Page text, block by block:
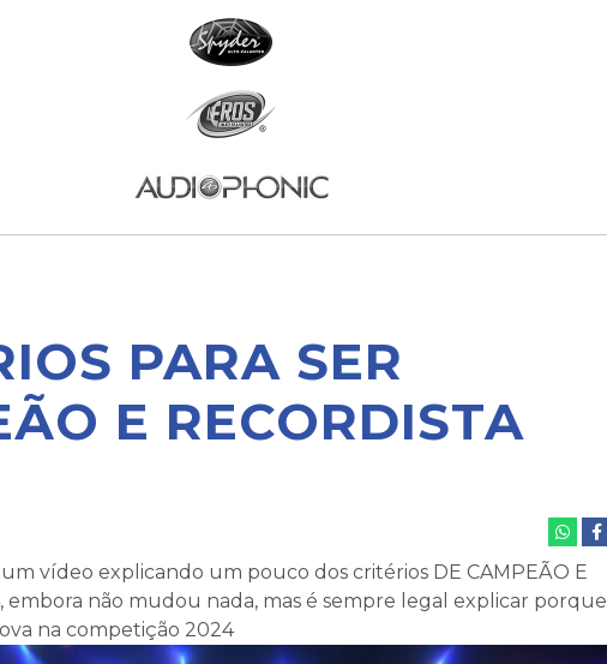
PARA SER
E RECORDISTA
um vídeo explicando um pouco dos critérios DE CAMPEÃO E
embora não mudou nada, mas é sempre legal explicar porque
na competição 2024